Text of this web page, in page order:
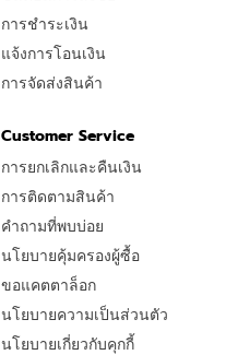
การชำระเงิน
แจ้งการโอนเงิน
การจัดส่งสินค้า
Customer Service
การยกเลิกและคืนเงิน
การติดตามสินค้า
คำถามที่พบบ่อย
นโยบายคุ้มครองผู้ซื้อ
ขอแคตตาล็อก
นโยบายความเป็นส่วนตัว
นโยบายเกี่ยวกับคุกกี้